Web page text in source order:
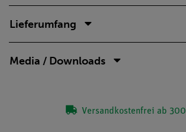
Lieferumfang
Media / Downloads
Versandkostenfrei ab